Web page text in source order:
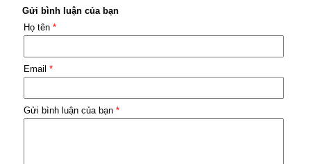
Gửi bình luận của bạn
Họ tên *
Email *
Gửi bình luận của bạn *